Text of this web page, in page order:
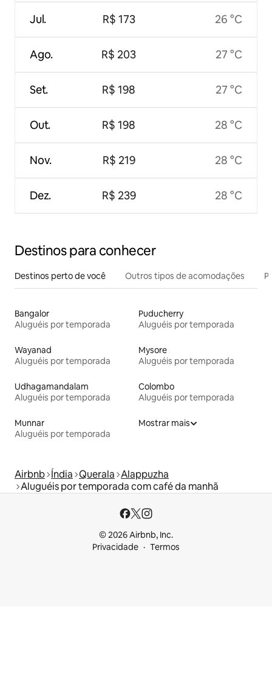
Jul.
Ago.
Set.
Out.
Nov.
Dez.
R$ 173
R$ 203
R$ 198
R$ 198
R$ 219
R$ 239
26 °C
27 °C
27 °C
28 °C
28 °C
28 °C
Destinos para conhecer
Destinos perto de você Outros tipos de acomodações
Bangalor
Aluguéis por temporada
Puducherry
Aluguéis por temporada
Wayanad
Aluguéis por temporada
Mysore
Aluguéis por temporada
Udhagamandalam
Aluguéis por temporada
Colombo
Aluguéis por temporada
Munnar
Aluguéis por temporada
Mostrar mais
Airbnb Índia Querala Alappuzha
Aluguéis por temporada com café da manhã
© 2026 Airbnb, Inc.
Privacidade
Termos